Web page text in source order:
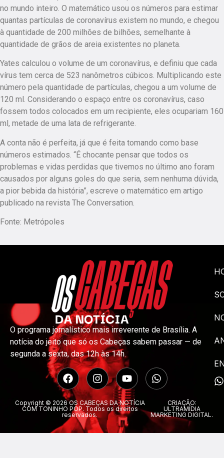
no mundo inteiro. O matemático usou os números para estimar
quantas partículas de coronavírus existem no mundo, e chegou
à quantidade de 200 milhões de bilhões, semelhante à
quantidade de grãos de areia existentes no planeta.
Yates calculou o volume de um coronavírus, e definiu que cada
vírus tem cerca de 523 nanômetros cúbicos. Multiplicando este
número pela quantidade de partículas, chegou a um volume de
120 ml. Considerando o espaço entre os coronavírus, caso
fossem todos colocados em um recipiente, eles ocupariam 160
ml, metade de uma lata de refrigerante.
A conta não é perfeita, já que é feita tomando como base
números estimados. “É chocante pensar que todos os
problemas e vidas perdidas que tivemos no último ano foram
causados por alguns goles do que seria, sem nenhuma dúvida,
a pior bebida da história”, escreve o matemático em artigo
publicado na revista The Conversation.
Fonte: Metrópoles
O programa jornalístico mais irreverente de Brasília. A
notícia do jeito que só os Cabeças sabem passar — de
segunda a sexta, das 12h às 14h.
Copyright © 2026 OS CABEÇAS DA NOTÍCIA
COM TONINHO POP. Todos os direitos
reservados.
CRIAÇÃO:
ULTRAMÍDIA
MARKETING DIGITAL.